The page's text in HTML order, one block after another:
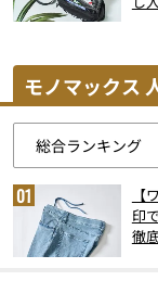
モノマックス
【
印
徹